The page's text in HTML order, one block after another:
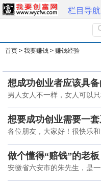
栏目导航
首页 > 我要赚钱 > 赚钱经验
想成功创业者应该具
男人女人不一样，女人可以
人带来更好的生活。今天，
想要成功创业需要一
各位朋友，大家好！很快乐
要清楚创业的根本定义或许
做个懂得“赔钱”的老
安徽省六安市的朱先生，是